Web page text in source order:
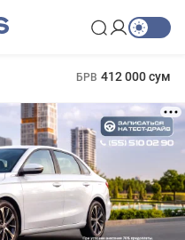
БРВ 412 000 сум